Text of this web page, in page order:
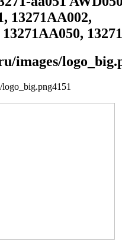
13271AA002,
images/
logo_big.png41 51